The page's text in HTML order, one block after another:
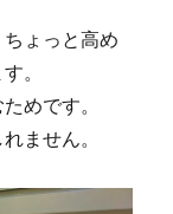
ょっと高め
。
めです。
ません。